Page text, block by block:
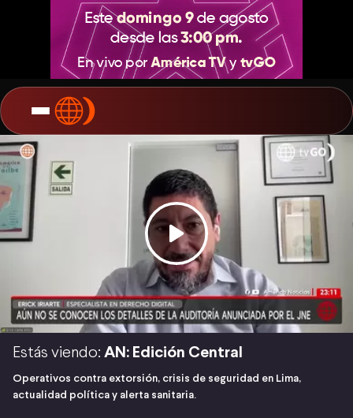
Estás viendo: AN: Edición Central
Operativos contra extorsión, crisis de seguridad en Lima,
actualidad política y alerta sanitaria.